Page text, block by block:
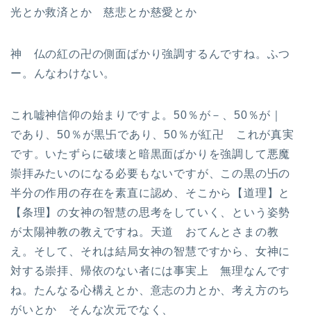
光とか救済とか 慈悲とか慈愛とか
神 仏の紅の卍の側面ばかり強調するんですね。ふつ
ー。んなわけない。
これ嘘神信仰の始まりですよ。50％が－、50％が｜
であり、50％が黒卐であり、50％が紅卍 これが真実
です。いたずらに破壊と暗黒面ばかりを強調して悪魔
崇拝みたいのになる必要もないですが、この黒の卐の
半分の作用の存在を素直に認め、そこから【道理】と
【条理】の女神の智慧の思考をしていく、という姿勢
が太陽神教の教えですね。天道 おてんとさまの教
え。そして、それは結局女神の智慧ですから、女神に
対する崇拝、帰依のない者には事実上 無理なんです
ね。たんなる心構えとか、意志の力とか、考え方のち
がいとか そんな次元でなく、